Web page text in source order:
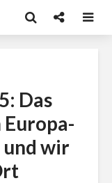
Das
wir